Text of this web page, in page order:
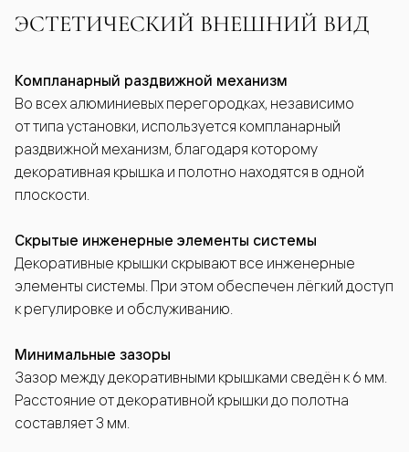
ЭСТЕТИЧЕСКИЙ ВНЕШНИЙ ВИД
Компланарный раздвижной механизм
Во всех алюминиевых перегородках, независимо
от типа установки, используется компланарный
раздвижной механизм, благодаря которому
декоративная крышка и полотно находятся в одной
плоскости.
Скрытые инженерные элементы системы
Декоративные крышки скрывают все инженерные
элементы системы. При этом обеспечен лёгкий доступ
к регулировке и обслуживанию.
Минимальные зазоры
Зазор между декоративными крышками сведён к 6 мм.
Расстояние от декоративной крышки до полотна
составляет 3 мм.